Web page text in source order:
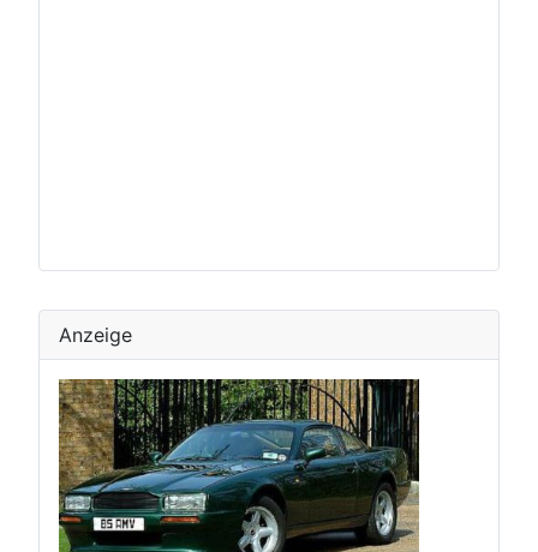
Anzeige